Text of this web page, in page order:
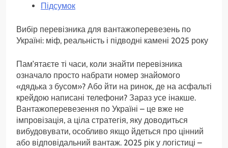
Підсумок
Вибір перевізника для вантажоперевезень по
Україні: міф, реальність і підводні камені 2025 року
Пам’ятаєте ті часи, коли знайти перевізника
означало просто набрати номер знайомого
«дядька з бусом»? Або йти на ринок, де на асфальті
крейдою написані телефони? Зараз усе інакше.
Вантажоперевезення по Україні – це вже не
імпровізація, а ціла стратегія, яку доводиться
вибудовувати, особливо якщо йдеться про цінний
або відповідальний вантаж. 2025 рік у логістиці –